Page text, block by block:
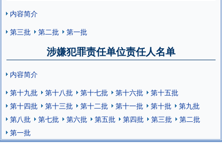
内容简介
第三批
第二批 第一批
涉嫌犯罪责任单位责任人名单
内容简介
第十九批
第十八批 第十七批 第十六批
第十五批
第十四批
第十三批 第十二批 第十一批 第十批
第九批
第八批
第七批 第六批 第五批 第四批 第三批
第二批
第一批